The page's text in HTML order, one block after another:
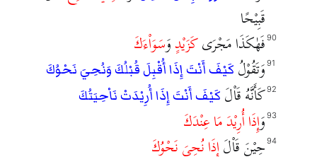
قَبِيْحًا
فَهٰكَذَا مَجْرَىكَزَيْدٍوَسَوَاْءَكَ 90
وَتَقُوْلُ كَيْفَ أَنْتَ إِذَا أُقْبِلَ قُبْلُكَ وَنُحِيَ نَحْوُكَ 91
كَأَنَّهُ قَاْلَ كَيْفَ أَنْتَ إِذَا أُرِيْدَتْ نَاْحِيَتُكَ 92
وَإِذَا أُرِيْدَ مَا عِنْدَكَ 93
حِيْنَ قَاْلَإِذَا نُحِيَ نَحْوُكَ 94